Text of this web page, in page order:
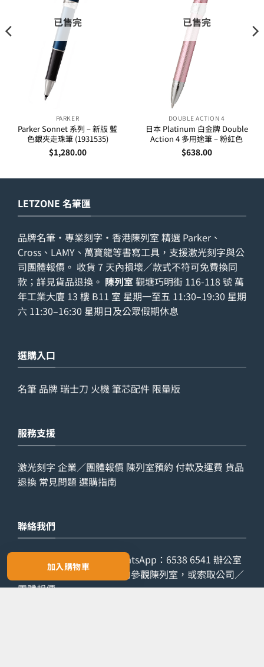
加入購物車
已售完
PARKER
Parker Sonnet 系列 – 新版 藍
色銀夾走珠筆 (1931535)
$1,280.00
已售完
DOUBLE ACTION 4
日本 Platinum 白金牌 Double
Action 4 多用途筆 – 粉紅色
$638.00
LETZONE 名筆匯
品牌名筆・專業刻字・香港陳列室 精選 Parker、
Cross、LAMY、萬寶龍等書寫工具，支援激光刻字與公
司團體報價。 收貨 7 天內損壞／款式不符可免費換同
款；詳見貨品退換 。 陳列室 觀塘巧明街 116-118 號 萬
年工業大廈 13 樓 B11 室 星期一至五 11:30–19:30 星期
六 11:30–16:30 星期日及公眾假期休息
選購入口
名筆 品牌瑞士刀 火機筆芯配件 限量版
服務支援
激光刻字 企業／團體報價 陳列室預約 付款及運費 貨品
退換 常見問題 選購指南
聯絡我們
查詢電話： 9029 7975 WhatsApp： 6538 6541 辦公室
2861 8762 歡迎預約參觀陳列室，或索取公司／
團體報價。